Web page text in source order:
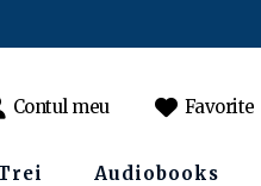
Contul meu Favorite
Audiobooks